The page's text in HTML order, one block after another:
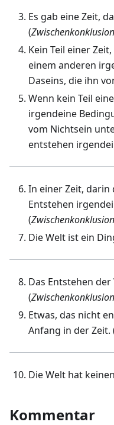
Es gab eine Zeit,
(
Kein Teil einer
einem anderen
Daseins, die ihn
Wenn kein Teil
irgendeine
vom Nichtsein
entstehen
In einer Zeit, darin
Entstehen
(
Die Welt ist ein
Das Entstehen
(
Etwas, das nicht
Anfang in der Zeit.
Die Welt hat
Kommentar